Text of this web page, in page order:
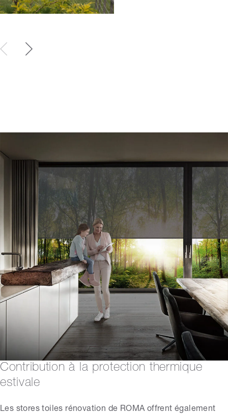
Contribution à la protection thermique
estivale
Les stores toiles rénovation de ROMA offrent également